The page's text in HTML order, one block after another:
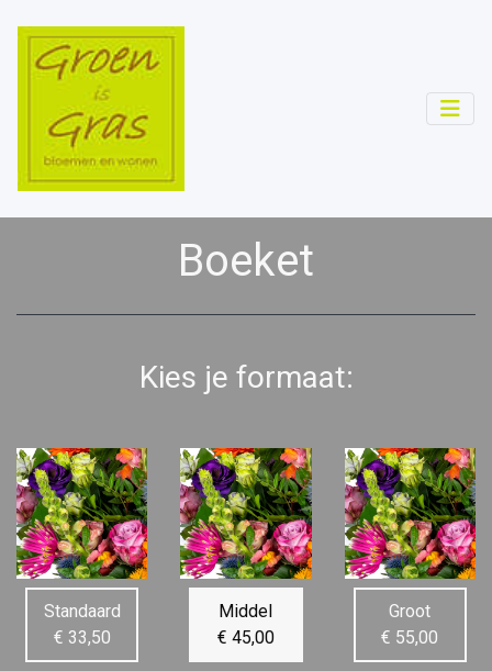
Boeket
Kies je formaat:
Standaard
€ 33,50
Middel
€ 45,00
Groot
€ 55,00